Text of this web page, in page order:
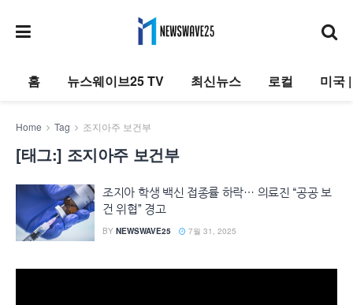
홈 뉴스웨이브25 TV 최신뉴스 로컬 미국
Home Tag 조지아주 보건부
[태그:] 조지아주 보건부
조지아 학생 백신 접종률 하락… 의료진 “공공 보
건 위협” 경고
BY NEWSWAVE25 7월 31, 2025